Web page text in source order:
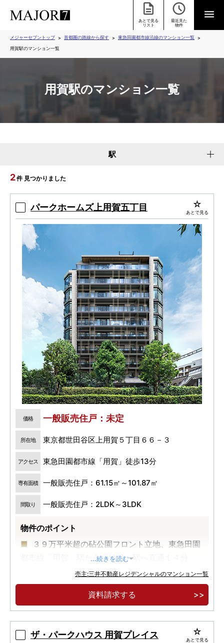
あとで見る
リスト
最近見た
物件
メジャーセブントップ 首都圏の路線から探す
東急田園都市線沿線のマンション一覧
用賀駅のマンション一覧
用賀駅のマンション一覧
駅
2件 見つかりました
パークホームズ上用賀五丁目 あとで見る
価格 一般販売住戸：未定
所在地 東京都世田谷区上用賀５丁目６６－３
アクセス 東急田園都市線「用賀」徒歩13分
専有面積 一般販売住戸：61.15㎡～101.87㎡
間取り 一般販売住戸：2LDK～3LDK
物件のポイント
３９万平米超の砧公園フロント立地、東急田園
都市線「用賀」駅から「渋谷」駅へ直通１４分。
東西に広がる開放的な砧公園ビューと都心ビュ
ー。
...続きを読む
売主:三井不動産レジデンシャルのマンション一覧
資料請求する
ザ・パークハウス 用賀プレイス あとで見る